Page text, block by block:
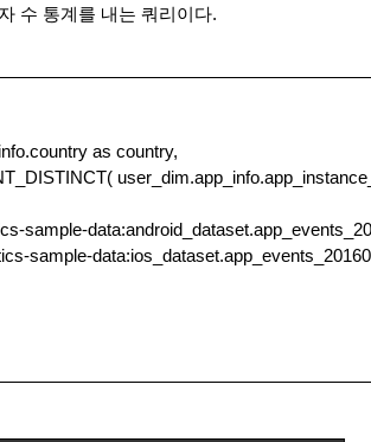
수 통계를 내는 쿼리이다.
as country,
sample-
sample-